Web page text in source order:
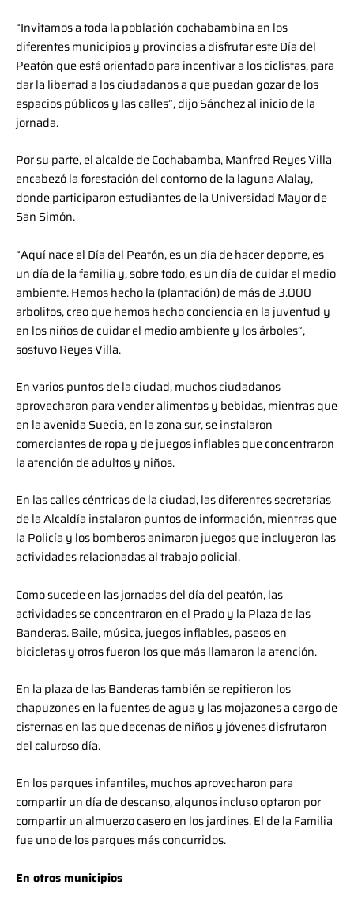
“Invitamos a toda la población cochabambina en los
diferentes municipios y provincias a disfrutar este Día del
Peatón que está orientado para incentivar a los ciclistas, para
dar la libertad a los ciudadanos a que puedan gozar de los
espacios públicos y las calles”, dijo Sánchez al inicio de la
jornada.
Por su parte, el alcalde de Cochabamba, Manfred Reyes Villa
encabezó la forestación del contorno de la laguna Alalay,
donde participaron estudiantes de la Universidad Mayor de
San Simón.
“Aquí nace el Día del Peatón, es un día de hacer deporte, es
un día de la familia y, sobre todo, es un día de cuidar el medio
ambiente. Hemos hecho la (plantación) de más de 3.000
arbolitos, creo que hemos hecho conciencia en la juventud y
en los niños de cuidar el medio ambiente y los árboles”,
sostuvo Reyes Villa.
En varios puntos de la ciudad, muchos ciudadanos
aprovecharon para vender alimentos y bebidas, mientras que
en la avenida Suecia, en la zona sur, se instalaron
comerciantes de ropa y de juegos inflables que concentraron
la atención de adultos y niños.
En las calles céntricas de la ciudad, las diferentes secretarías
de la Alcaldía instalaron puntos de información, mientras que
la Policía y los bomberos animaron juegos que incluyeron las
actividades relacionadas al trabajo policial.
Como sucede en las jornadas del día del peatón, las
actividades se concentraron en el Prado y la Plaza de las
Banderas. Baile, música, juegos inflables, paseos en
bicicletas y otros fueron los que más llamaron la atención.
En la plaza de las Banderas también se repitieron los
chapuzones en la fuentes de agua y las mojazones a cargo de
cisternas en las que decenas de niños y jóvenes disfrutaron
del caluroso día.
En los parques infantiles, muchos aprovecharon para
compartir un día de descanso, algunos incluso optaron por
compartir un almuerzo casero en los jardines. El de la Familia
fue uno de los parques más concurridos.
En otros municipios